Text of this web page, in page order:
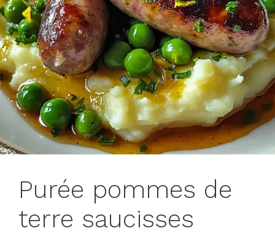
Purée pommes de
terre saucisses